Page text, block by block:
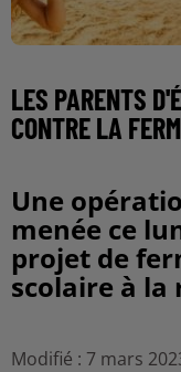
LES PARENTS
CONTRE LA
Une
menée ce
projet de
scolaire à la
Modifié : 7 mars